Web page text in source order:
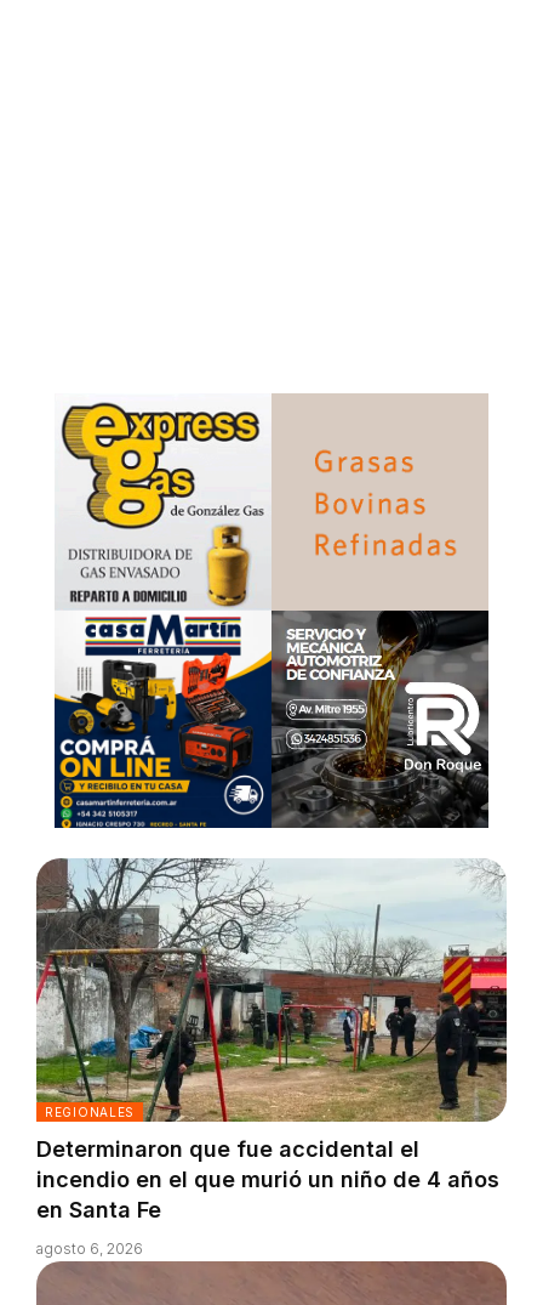
REGIONALES
Determinaron que fue accidental el
incendio en el que murió un niño de 4 años
en Santa Fe
agosto 6, 2026